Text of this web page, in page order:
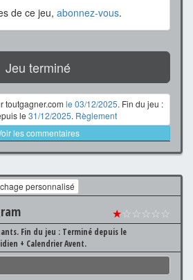
de ce jeu, abonnez-vous.
Jeu terminé
toutgagner.com le 03/12/2025. Fin du jeu :
le 31/12/2025. Règlement
les commentaires
personnalisé
★☆☆☆☆☆
Fin du jeu : Terminé depuis le
+ Calendrier Avent.